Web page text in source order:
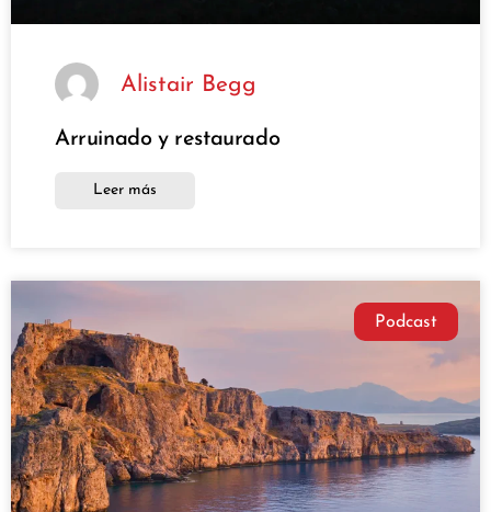
Alistair Begg
Arruinado y restaurado
Leer más
Podcast